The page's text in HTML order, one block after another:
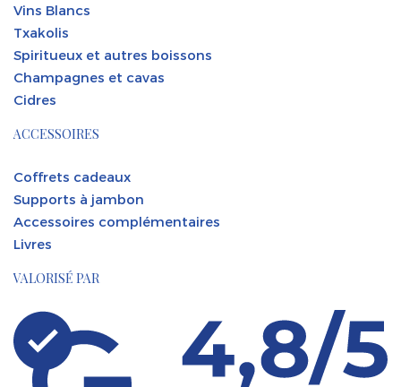
Vins Blancs
Txakolis
Spiritueux et autres boissons
Champagnes et cavas
Cidres
ACCESSOIRES
Coffrets cadeaux
Supports à jambon
Accessoires complémentaires
Livres
VALORISÉ PAR